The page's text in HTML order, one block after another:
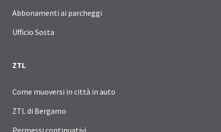
Abbonamenti ai parcheggi
Ufficio Sosta
ZTL
Come muoversi in città in auto
ZTL di Bergamo
Permessi continuativi